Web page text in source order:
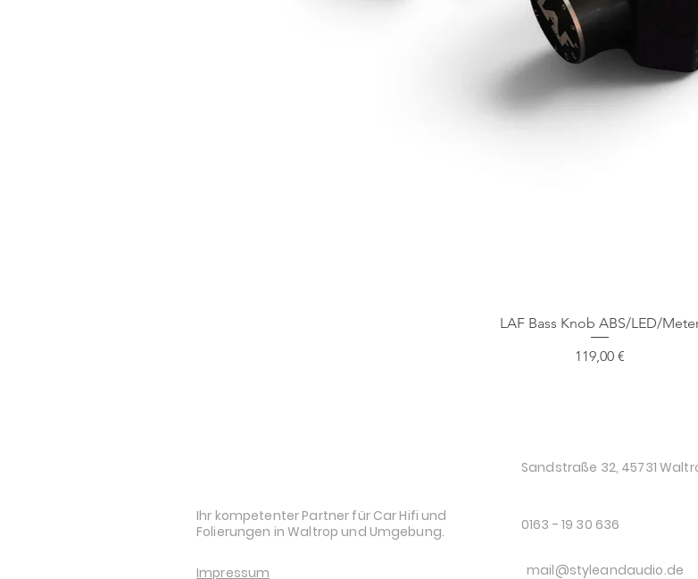
Schnellansicht
LAF Bass Knob ABS/LED/
Preis
119,00 €
Ihr kompetenter Partner für Car Hifi und
Folierungen in Waltrop und Umgebung.
Impressum
Sandstraße 32, 45731
0163 - 19 30 636
mail@styleandaudio.de